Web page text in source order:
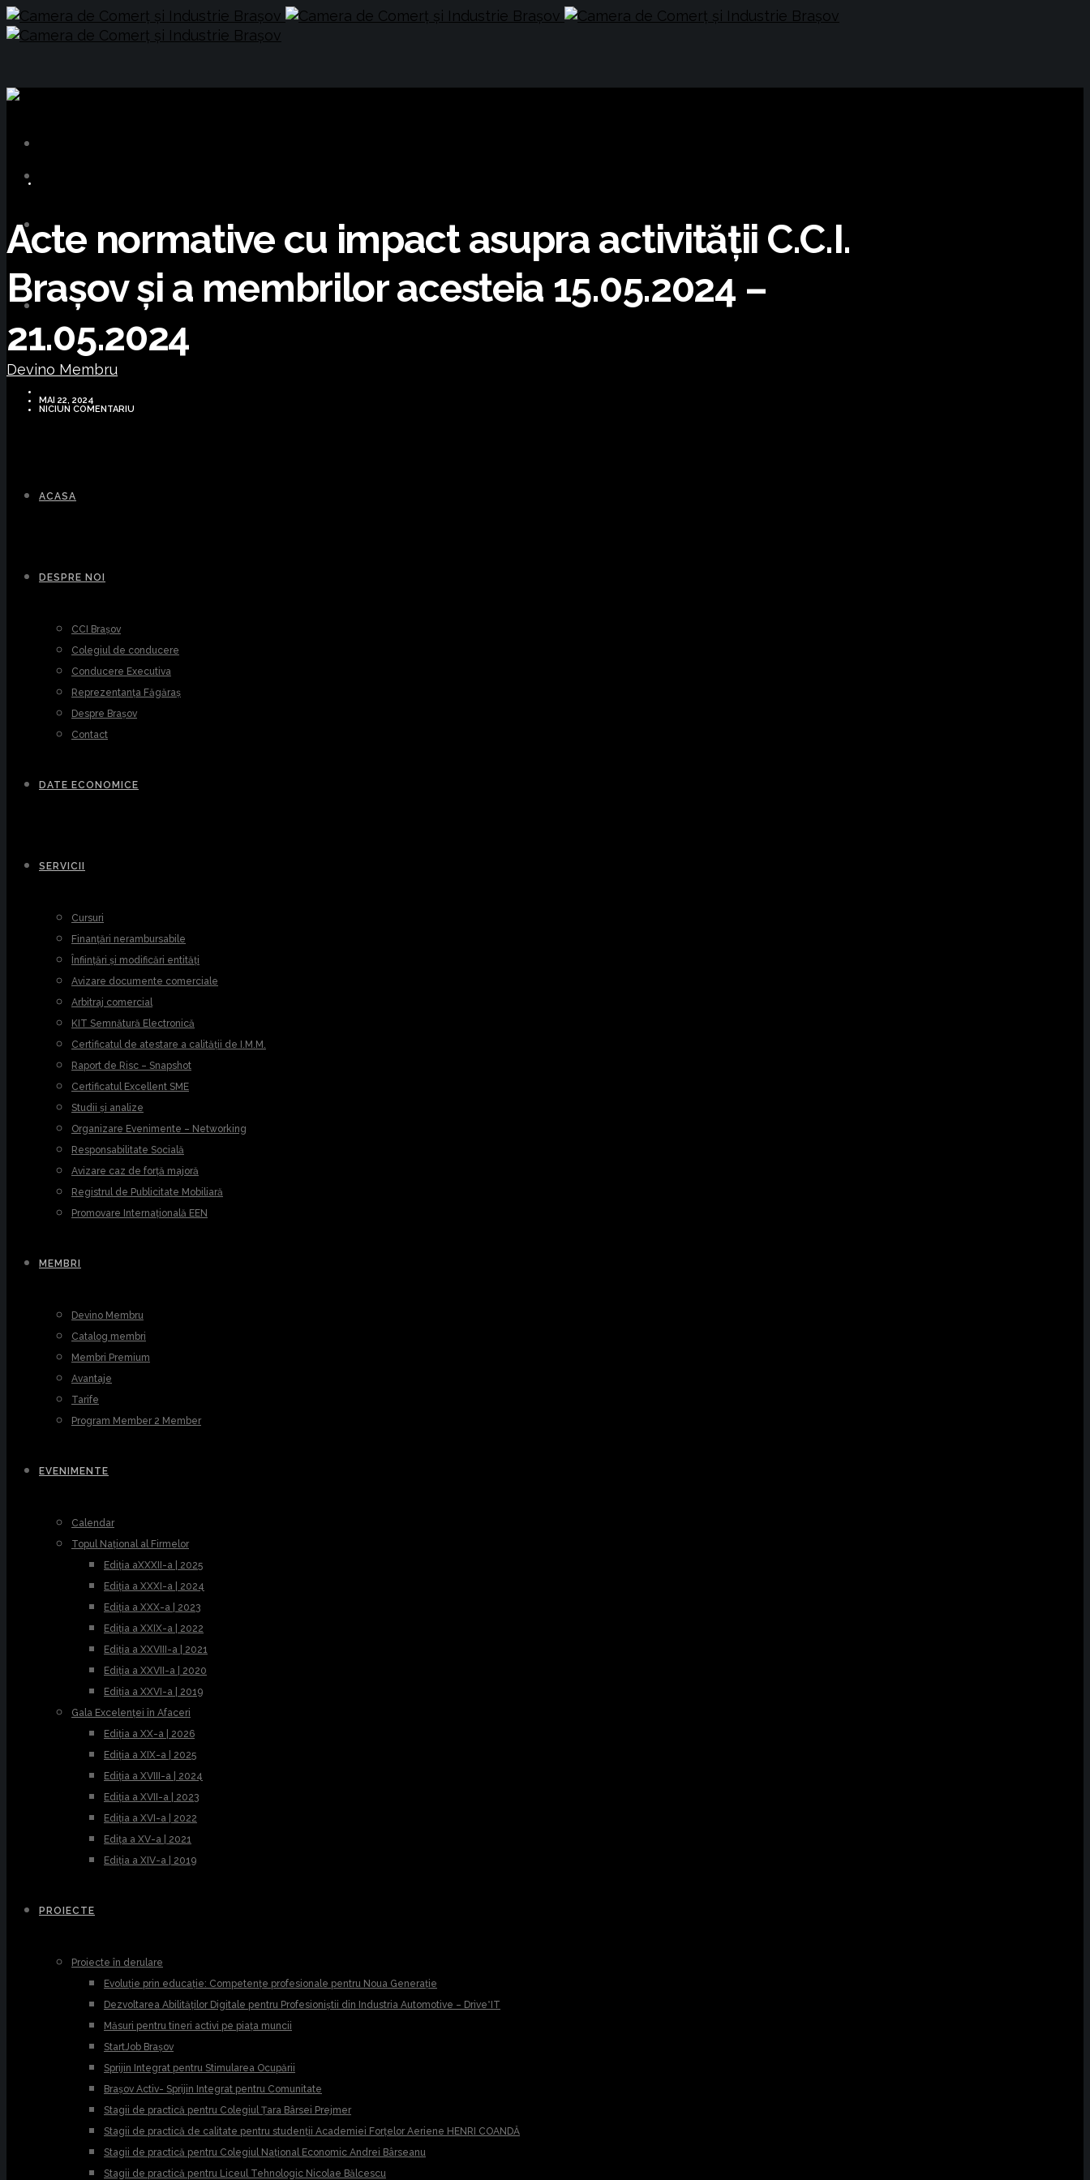
Devino Membru
ACASA
DESPRE NOI
CCI Brașov
Colegiul de conducere
Conducere Executiva
Reprezentanța Făgăraș
Despre Brașov
Contact
DATE ECONOMICE
SERVICII
Cursuri
Finanțări nerambursabile
Înființări și modificări entități
Avizare documente comerciale
Arbitraj comercial
KIT Semnătură Electronică
Certificatul de atestare a calității de I.M.M.
Raport de Risc – Snapshot
Certificatul Excellent SME
Studii și analize
Organizare Evenimente – Networking
Responsabilitate Socială
Avizare caz de forță majoră
Registrul de Publicitate Mobiliară
Promovare Internațională EEN
MEMBRI
Devino Membru
Catalog membri
Membri Premium
Avantaje
Tarife
Program Member 2 Member
EVENIMENTE
Calendar
Topul Național al Firmelor
Ediția aXXXII-a | 2025
Ediția a XXXI-a | 2024
Ediția a XXX-a | 2023
Ediția a XXIX-a | 2022
Ediția a XXVIII-a | 2021
Ediția a XXVII-a | 2020
Ediția a XXVI-a | 2019
Gala Excelenței în Afaceri
Ediția a XX-a | 2026
Ediția a XIX-a | 2025
Ediția a XVIII-a | 2024
Ediția a XVII-a | 2023
Ediția a XVI-a | 2022
Edița a XV-a | 2021
Ediția a XIV-a | 2019
PROIECTE
Proiecte în derulare
Evoluție prin educație: Competențe profesionale pentru Noua Generație
Dezvoltarea Abilităților Digitale pentru Profesioniștii din Industria Automotive – Drive*IT
Măsuri pentru tineri activi pe piața muncii
StartJob Brașov
Sprijin Integrat pentru Stimularea Ocupării
Brașov Activ- Sprijin Integrat pentru Comunitate
Stagii de practică pentru Colegiul Țara Bârsei Prejmer
Stagii de practică de calitate pentru studenții Academiei Forțelor Aeriene HENRI COANDĂ
Stagii de practică pentru Colegiul Național Economic Andrei Bârseanu
Stagii de practică pentru Liceul Tehnologic Nicolae Bălcescu
Acte normative cu impact asupra activității C.C.I.
Brașov și a membrilor acesteia 15.05.2024 –
21.05.2024
MAI 22, 2024
NICIUN COMENTARIU